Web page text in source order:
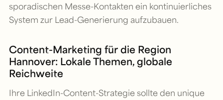
sporadischen Messe-Kontakten ein kontinuierliches
System zur Lead-Generierung aufzubauen.
Content-Marketing für die Region
Hannover: Lokale Themen, globale
Reichweite
Ihre LinkedIn-Content-Strategie sollte den unique